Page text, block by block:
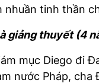
nhuần tinh thần
giảng thuyết (4
mục Diego đi
nước Pháp,